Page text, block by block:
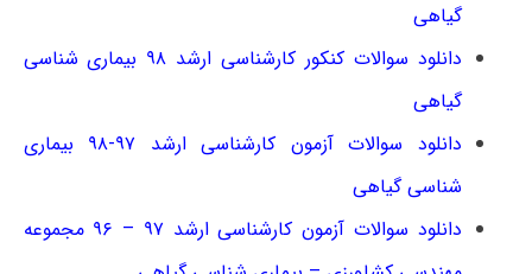
گیاهی
دانلود سوالات کنکور کارشناسی ارشد ۹۸ بیماری شناسی
گیاهی
دانلود سوالات آزمون کارشناسی ارشد ۹۷-۹۸ بیماری
شناسی گیاهی
دانلود سوالات آزمون کارشناسی ارشد ۹۷ – ۹۶ مجموعه